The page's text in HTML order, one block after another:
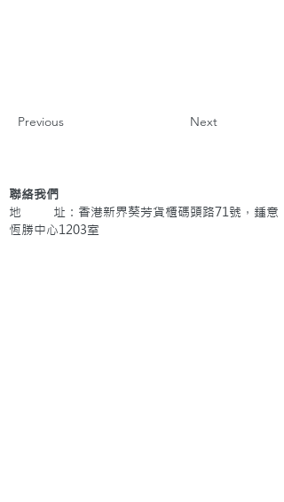
Previous Next
聯絡我們
地 址：香港新界葵芳貨櫃碼頭路71號，鍾意
恆勝中心1203室